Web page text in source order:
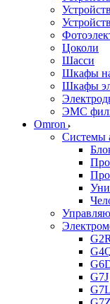
Цоколи
Шасси
Шкафы
Шкафы
ЭМС
Omron
Системы
G7J
G7L